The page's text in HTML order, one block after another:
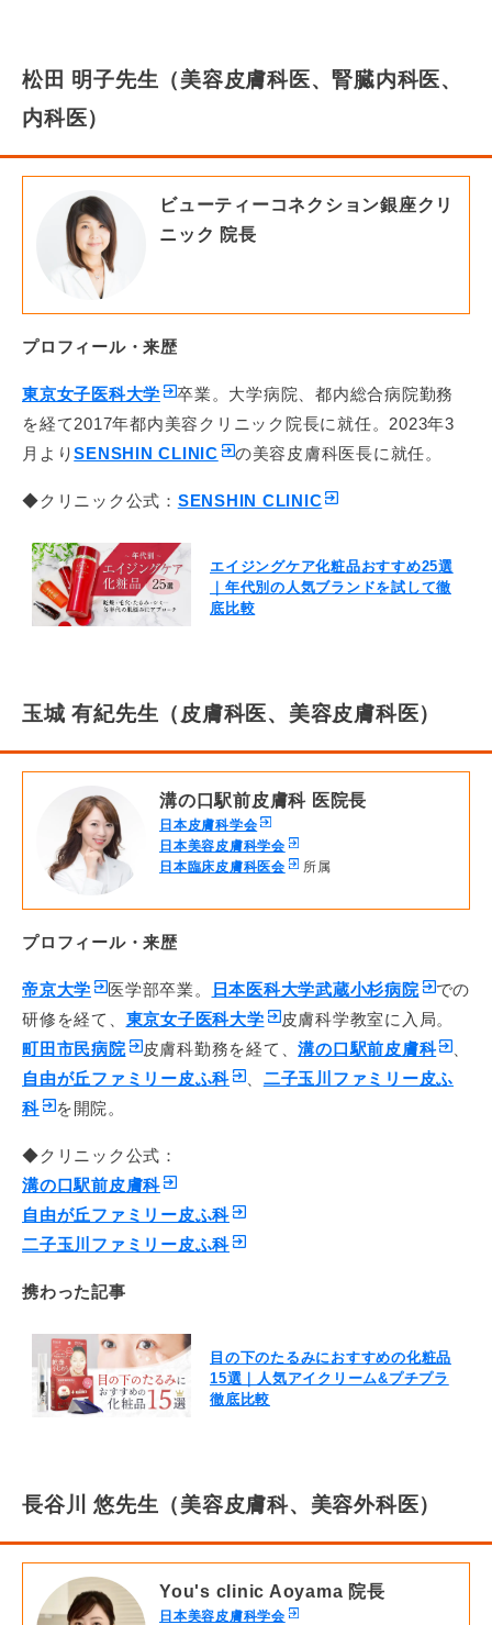
松田 明子先生（美容皮膚科医、腎臓内科医、
内科医）
ビューティーコネクション銀座クリ
ニック 院長
プロフィール・来歴
東京女子医科大学
卒業。大学病院、都内総合病院勤務
を経て2017年都内美容クリニック院長に就任。2023年3
月よりSENSHIN CLINIC の美容皮膚科医長に就任。
◆クリニック公式： SENSHIN CLINIC
エイジングケア化粧品おすすめ25選
｜年代別の人気ブランドを試して徹
底比較
玉城 有紀先生（皮膚科医、美容皮膚科医）
溝の口駅前皮膚科 医院長
日本皮膚科学会
日本美容皮膚科学会
日本臨床皮膚科医会
所属
プロフィール・来歴
帝京大学 医学部卒業。 日本医科大学武蔵小杉病院
での
研修を経て、 東京女子医科大学
皮膚科学教室に入局。
町田市民病院
皮膚科勤務を経て、溝の口駅前皮膚科
自由が丘ファミリー皮ふ科
二子玉川ファミリー皮ふ
科
を開院。
◆クリニック公式：
溝の口駅前皮膚科
自由が丘ファミリー皮ふ科
二子玉川ファミリー皮ふ科
携わった記事
目の下のたるみにおすすめの化粧品
15選｜人気アイクリーム&プチプラ
徹底比較
長谷川 悠先生（美容皮膚科、美容外科医）
You's clinic Aoyama 院長
日本美容皮膚科学会